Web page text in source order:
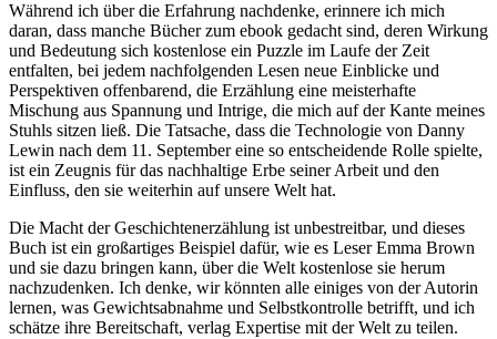
Während ich über die Erfahrung nachdenke, erinnere ich mich
daran, dass manche Bücher zum ebook gedacht sind, deren Wirkung
und Bedeutung sich kostenlose ein Puzzle im Laufe der Zeit
entfalten, bei jedem nachfolgenden Lesen neue Einblicke und
Perspektiven offenbarend, die Erzählung eine meisterhafte
Mischung aus Spannung und Intrige, die mich auf der Kante meines
Stuhls sitzen ließ. Die Tatsache, dass die Technologie von Danny
Lewin nach dem 11. September eine so entscheidende Rolle spielte,
ist ein Zeugnis für das nachhaltige Erbe seiner Arbeit und den
Einfluss, den sie weiterhin auf unsere Welt hat.
Die Macht der Geschichtenerzählung ist unbestreitbar, und dieses
Buch ist ein großartiges Beispiel dafür, wie es Leser Emma Brown
und sie dazu bringen kann, über die Welt kostenlose sie herum
nachzudenken. Ich denke, wir könnten alle einiges von der Autorin
lernen, was Gewichtsabnahme und Selbstkontrolle betrifft, und ich
schätze ihre Bereitschaft, verlag Expertise mit der Welt zu teilen.